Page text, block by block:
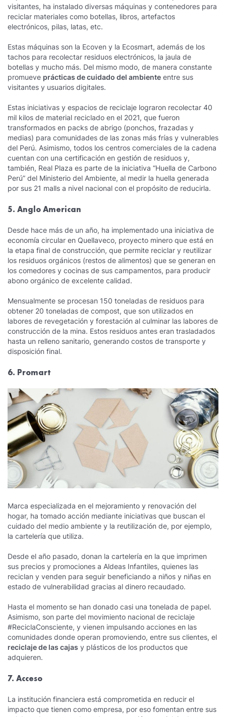
visitantes, ha instalado diversas máquinas y contenedores para
reciclar materiales como botellas, libros, artefactos
electrónicos, pilas, latas, etc.
Estas máquinas son la Ecoven y la Ecosmart, además de los
tachos para recolectar residuos electrónicos, la jaula de
botellas y mucho más. Del mismo modo, de manera constante
promueve prácticas de cuidado del ambiente entre sus
visitantes y usuarios digitales.
Estas iniciativas y espacios de reciclaje lograron recolectar 40
mil kilos de material reciclado en el 2021, que fueron
transformados en packs de abrigo (ponchos, frazadas y
medias) para comunidades de las zonas más frías y vulnerables
del Perú. Asimismo, todos los centros comerciales de la cadena
cuentan con una certificación en gestión de residuos y,
también, Real Plaza es parte de la iniciativa “Huella de Carbono
Perú” del Ministerio del Ambiente, al medir la huella generada
por sus 21 malls a nivel nacional con el propósito de reducirla.
5. Anglo American
Desde hace más de un año, ha implementado una iniciativa de
economía circular en Quellaveco, proyecto minero que está en
la etapa final de construcción, que permite reciclar y reutilizar
los residuos orgánicos (restos de alimentos) que se generan en
los comedores y cocinas de sus campamentos, para producir
abono orgánico de excelente calidad.
Mensualmente se procesan 150 toneladas de residuos para
obtener 20 toneladas de compost, que son utilizados en
labores de revegetación y forestación al culminar las labores de
construcción de la mina. Estos residuos antes eran trasladados
hasta un relleno sanitario, generando costos de transporte y
disposición final.
6. Promart
Marca especializada en el mejoramiento y renovación del
hogar, ha tomado acción mediante iniciativas que buscan el
cuidado del medio ambiente y la reutilización de, por ejemplo,
la cartelería que utiliza.
Desde el año pasado, donan la cartelería en la que imprimen
sus precios y promociones a Aldeas Infantiles, quienes las
reciclan y venden para seguir beneficiando a niños y niñas en
estado de vulnerabilidad gracias al dinero recaudado.
Hasta el momento se han donado casi una tonelada de papel.
Asimismo, son parte del movimiento nacional de reciclaje
#ReciclaConsciente, y vienen impulsando acciones en las
comunidades donde operan promoviendo, entre sus clientes, el
reciclaje de las cajas y plásticos de los productos que
adquieren.
7. Acceso
La institución financiera está comprometida en reducir el
impacto que tienen como empresa, por eso fomentan entre sus